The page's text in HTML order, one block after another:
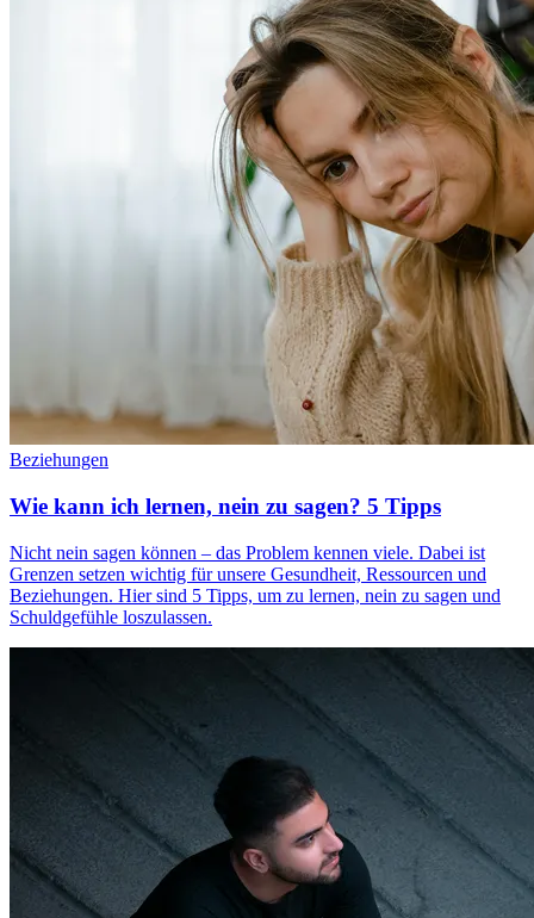
Beziehungen
Wie kann ich lernen, nein zu sagen? 5 Tipps
Nicht nein sagen können – das Problem kennen viele. Dabei ist
Grenzen setzen wichtig für unsere Gesundheit, Ressourcen und
Beziehungen. Hier sind 5 Tipps, um zu lernen, nein zu sagen und
Schuldgefühle loszulassen.